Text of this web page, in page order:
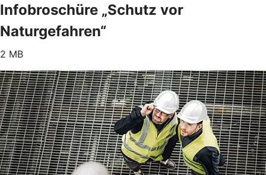
Infobroschüre „Schutz vor
Naturgefahren“
2 MB